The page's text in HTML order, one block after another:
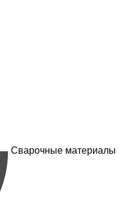
Сварочные материалы